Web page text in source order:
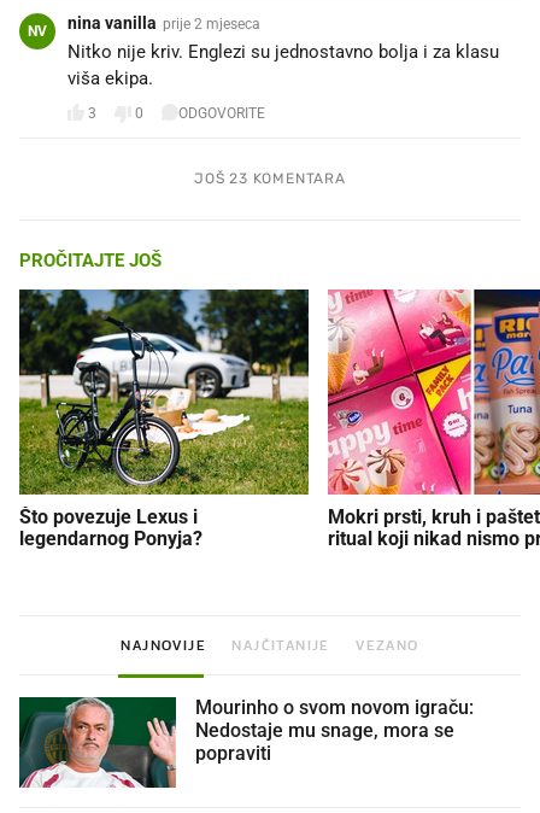
NV nina vanilla prije 2 mjeseca
Nitko nije kriv. Englezi su jednostavno bolja i za klasu
viša ekipa.
3 0 ODGOVORITE
JOŠ 23 KOMENTARA
PROČITAJTE JOŠ
Što povezuje Lexus i
legendarnog Ponyja?
Mokri prsti, kruh i
ritual koji nikad nismo
NAJNOVIJE NAJČITANIJE VEZANO
Mourinho o svom novom igraču:
Nedostaje mu snage, mora se
popraviti